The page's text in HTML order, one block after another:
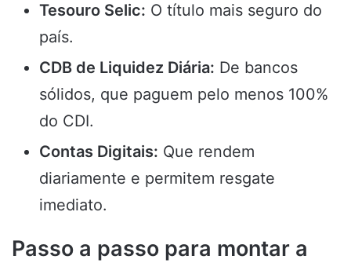
Tesouro Selic: O título mais seguro do
país.
CDB de Liquidez Diária: De bancos
sólidos, que paguem pelo menos 100%
do CDI.
Contas Digitais: Que rendem
diariamente e permitem resgate
imediato.
Passo a passo para montar a